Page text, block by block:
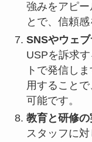
強みをアピ
とで、信頼感
SNSやウェ
USPを訴求
トで発信し
用すること
可能です。
教育と研修の
スタッフに